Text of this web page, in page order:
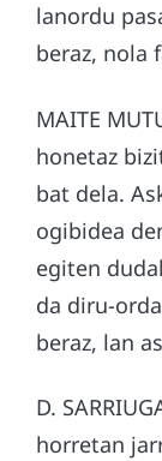
lanordu
beraz, nola
MAITE
honetaz
bat dela.
ogibidea
egiten
da diru-
beraz, lan
D.
horretan